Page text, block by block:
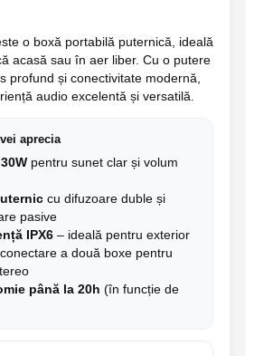
o boxă portabilă puternică, ideală
acasă sau în aer liber. Cu o putere
profund și conectivitate modernă,
audio excelentă și versatilă.
aprecia
pentru sunet clar și volum
cu difuzoare duble și
pasive
IPX6 – ideală pentru exterior
a două boxe pentru
până la 20h (în funcție de